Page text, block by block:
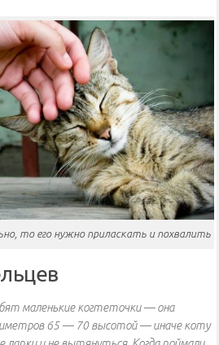
то его нужно приласкать и похвалить
маленькие когтеточки — она
65 — 70 высотой — иначе коту